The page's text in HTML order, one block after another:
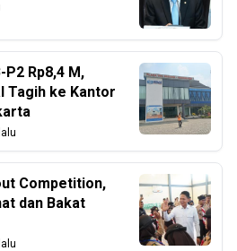
Rp8,4 M,
Tagih ke Kantor
Competition,
dan Bakat